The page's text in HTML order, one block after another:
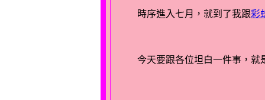
時序進入七月，就到了我跟彩
今天要跟各位坦白一件事，就